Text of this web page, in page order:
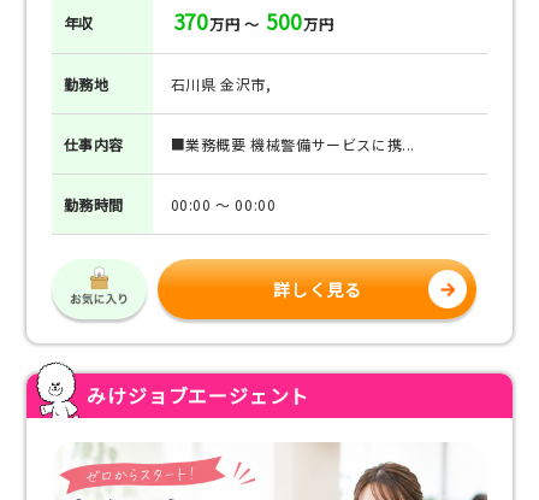
年収 370万円 ～ 500万円
勤務地 石川県 金沢市,
仕事内容 ■業務概要 機械警備サービスに携...
勤務時間 00:00 ～ 00:00
詳しく見る
みけジョブエージェント